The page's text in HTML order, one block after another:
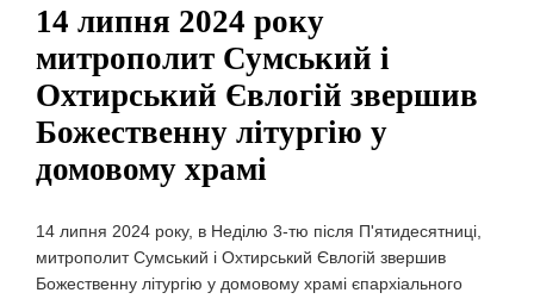
14 липня 2024 року
митрополит Сумський і
Охтирський Євлогій звершив
Божественну літургію у
домовому храмі
14 липня 2024 року, в Неділю 3-тю після П'ятидесятниці,
митрополит Сумський і Охтирський Євлогій звершив
Божественну літургію у домовому храмі єпархіального